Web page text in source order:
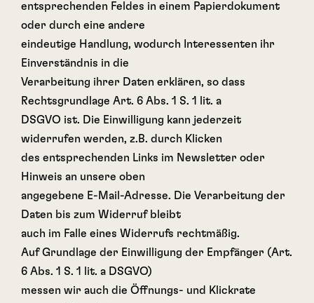
entsprechenden Feldes in einem Papierdokument
oder durch eine andere
eindeutige Handlung, wodurch Interessenten ihr
Einverständnis in die
Verarbeitung ihrer Daten erklären, so dass
Rechtsgrundlage Art. 6 Abs. 1 S. 1 lit. a
DSGVO ist. Die Einwilligung kann jederzeit
widerrufen werden, z.B. durch Klicken
des entsprechenden Links im Newsletter oder
Hinweis an unsere oben
angegebene E-Mail-Adresse. Die Verarbeitung der
Daten bis zum Widerruf bleibt
auch im Falle eines Widerrufs rechtmäßig.
Auf Grundlage der Einwilligung der Empfänger (Art.
6 Abs. 1 S. 1 lit. a DSGVO)
messen wir auch die Öffnungs- und Klickrate